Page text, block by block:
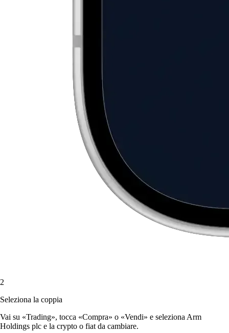
2
Seleziona la coppia
Vai su «Trading», tocca «Compra» o «Vendi» e seleziona Arm
Holdings plc e la crypto o fiat da cambiare.